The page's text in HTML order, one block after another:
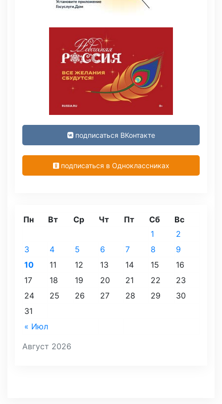
подписаться ВКонтакте
подписаться в Одноклассниках
Август 2026
Пн Вт Ср Чт Пт Сб Вс
« Июл
1
2
3
4 5 6 7 8
9
10
11 12 13 14 15
16
17
18 19 20 21 22
23
24
25 26 27 28 29
30
31